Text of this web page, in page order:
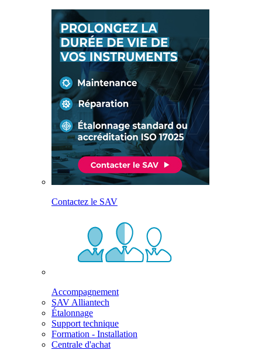
Contactez le SAV
Accompagnement
SAV Alliantech
Étalonnage
Support technique
Formation - Installation
Centrale d'achat